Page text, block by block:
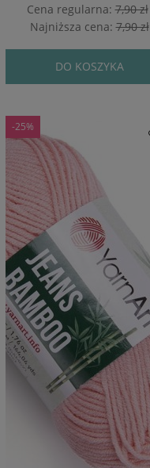
Cena regularna:7,90 zł
Najniższa cena:7,90 zł
DO KOSZYKA
-25%